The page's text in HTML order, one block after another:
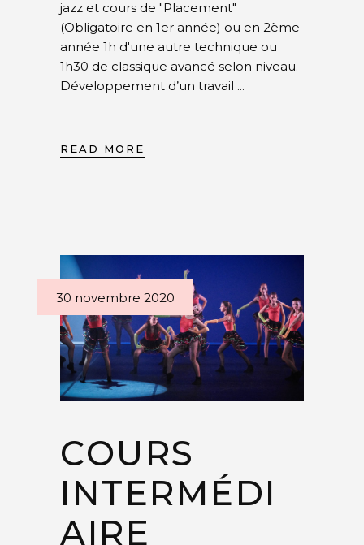
jazz et cours de "Placement"
(Obligatoire en 1er année) ou en 2ème
année 1h d'une autre technique ou
1h30 de classique avancé selon niveau.
Développement d’un travail
READ MORE
30 novembre 2020
COURS
INTERMÉDI
AIRE